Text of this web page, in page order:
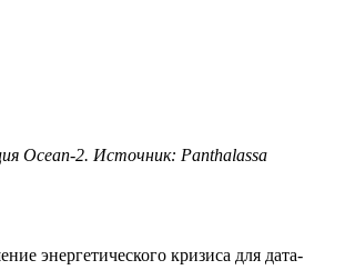
Ocean-2. Источник: Panthalassa
энергетического кризиса для дата-